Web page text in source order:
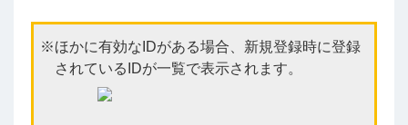
ほかに有効なIDがある場合、新規登録時に登録
されているIDが一覧で表示されます。